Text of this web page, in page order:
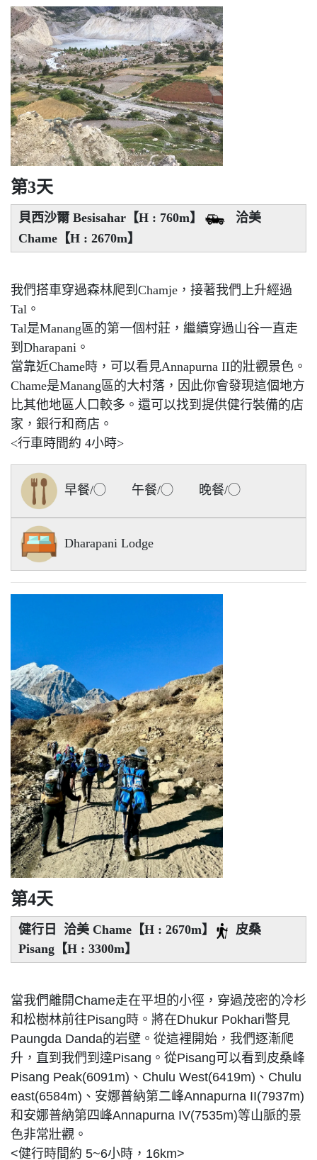
第3天
貝西沙爾 Besisahar【H : 760m】
洽美
Chame【H : 2670m】
我們搭車穿過森林爬到Chamje，接著我們上升經過
Tal。
Tal是Manang區的第一個村莊，繼續穿過山谷一直走
到Dharapani。
當靠近Chame時，可以看見Annapurna II的壯觀景色。
Chame是Manang區的大村落，因此你會發現這個地方
比其他地區人口較多。還可以找到提供健行裝備的店
家，銀行和商店。
<行車時間約 4小時>
早餐/◯ 午餐/◯ 晚餐/◯
Dharapani Lodge
第4天
健行日 洽美 Chame【H : 2670m】
皮桑
Pisang【H : 3300m】
當我們離開Chame走在平坦的小徑，穿過茂密的冷杉
和松樹林前往Pisang時。將在Dhukur Pokhari瞥見
Paungda Danda的岩壁。從這裡開始，我們逐漸爬
升，直到我們到達Pisang。從Pisang可以看到皮桑峰
Pisang Peak(6091m)、Chulu West(6419m)、Chulu
east(6584m)、安娜普納第二峰Annapurna II(7937m)
和安娜普納第四峰Annapurna IV(7535m)等山脈的景
色非常壯觀。
<健行時間約 5~6小時，16km>